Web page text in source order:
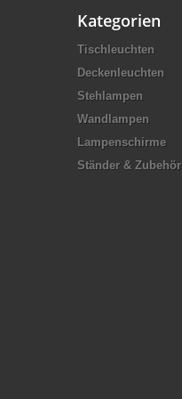
Kategorien
Tischleuchten
Deckenleuchten
Stehlampen
Wandlampen
Lampenschirme
Ständer & Zubehör